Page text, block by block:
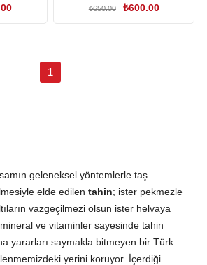
₺650.00 ₺600.00
1
geleneksel yöntemlerle taş
elde edilen tahin; ister pekmezle
vazgeçilmezi olsun ister helvaya
ve vitaminler sayesinde tahin
yararları saymakla bitmeyen bir Türk
yerini koruyor. İçerdiği